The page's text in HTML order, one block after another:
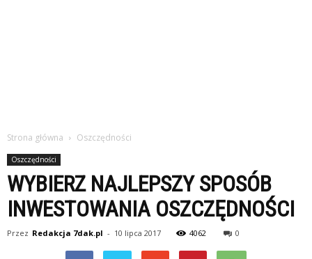
Strona główna Oszczędności
Oszczędności
WYBIERZ NAJLEPSZY SPOSÓB
INWESTOWANIA OSZCZĘDNOŚCI
Przez Redakcja 7dak.pl - 10 lipca 2017 4062 0